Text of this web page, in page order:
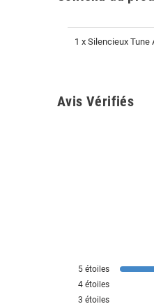
1 x Silencieux Tune
Avis Vérifiés
5 étoiles
4 étoiles
3 étoiles